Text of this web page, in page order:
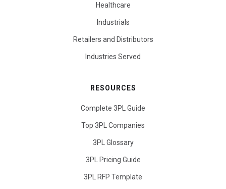
Healthcare
Industrials
Retailers and Distributors
Industries Served
RESOURCES
Complete 3PL Guide
Top 3PL Companies
3PL Glossary
3PL Pricing Guide
3PL RFP Template